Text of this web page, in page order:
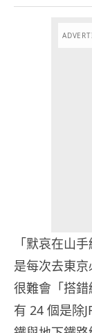
「默哀在山
是每次去東
很難會「搭錯
有 24 個是除